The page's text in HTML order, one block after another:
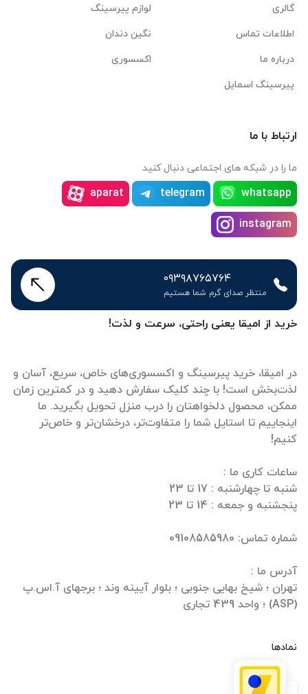
خرید از امیقا یعنی راحتی، سرعت و لذت!
در امیقا، خرید پیرسینگ و اکسسوری‌های خاص، سریع، آسان و
لذت‌بخش است! با چند کلیک سفارش دهید و در کمترین زمان
ممکن، محصول دلخواهتان را درب منزل تحویل بگیرید. ما
اینجاییم تا استایل شما را متفاوت‌تر، درخشان‌تر و خاص‌تر
تهران ؛ شیخ بهایی جنوبی ؛ بلوار آیینه وند ؛ برجهای آ.اس.پ
(ASP) ؛ واحد 439 تجاری
نمادها
گالری
اطلاعات تماس
درباره ما
پیرسینگ اسمایل
لوازم پیرسینگ
نگین دندان
اکسسوری
ارتباط با ما
ما را در شبکه های اجتماعی دنبال کنید
whatsapp
telegram
aparat
instagram
۰۹۳۹۸۷۶۵۷۶۴
منتظر صدای گرم شما هستیم